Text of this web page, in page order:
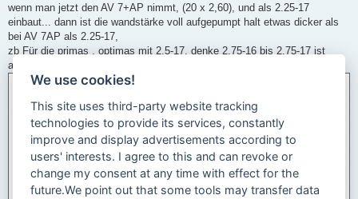
wenn man jetzt den AV 7+AP nimmt, (20 x 2,60), und als 2.25-17
einbaut... dann ist die wandstärke voll aufgepumpt halt etwas dicker als
bei AV 7AP als 2.25-17,
zb Für die primas , optimas mit 2,5-17, denke 2.75-16 bis 2,75-17 ist
auch noch drin
We use cookies!
This site uses third-party website tracking
technologies to provide its services, constantly
improve and display advertisements according to
users' interests. I agree to this and can revoke or
change my consent at any time with effect for the
future.We point out that some tools may transfer data